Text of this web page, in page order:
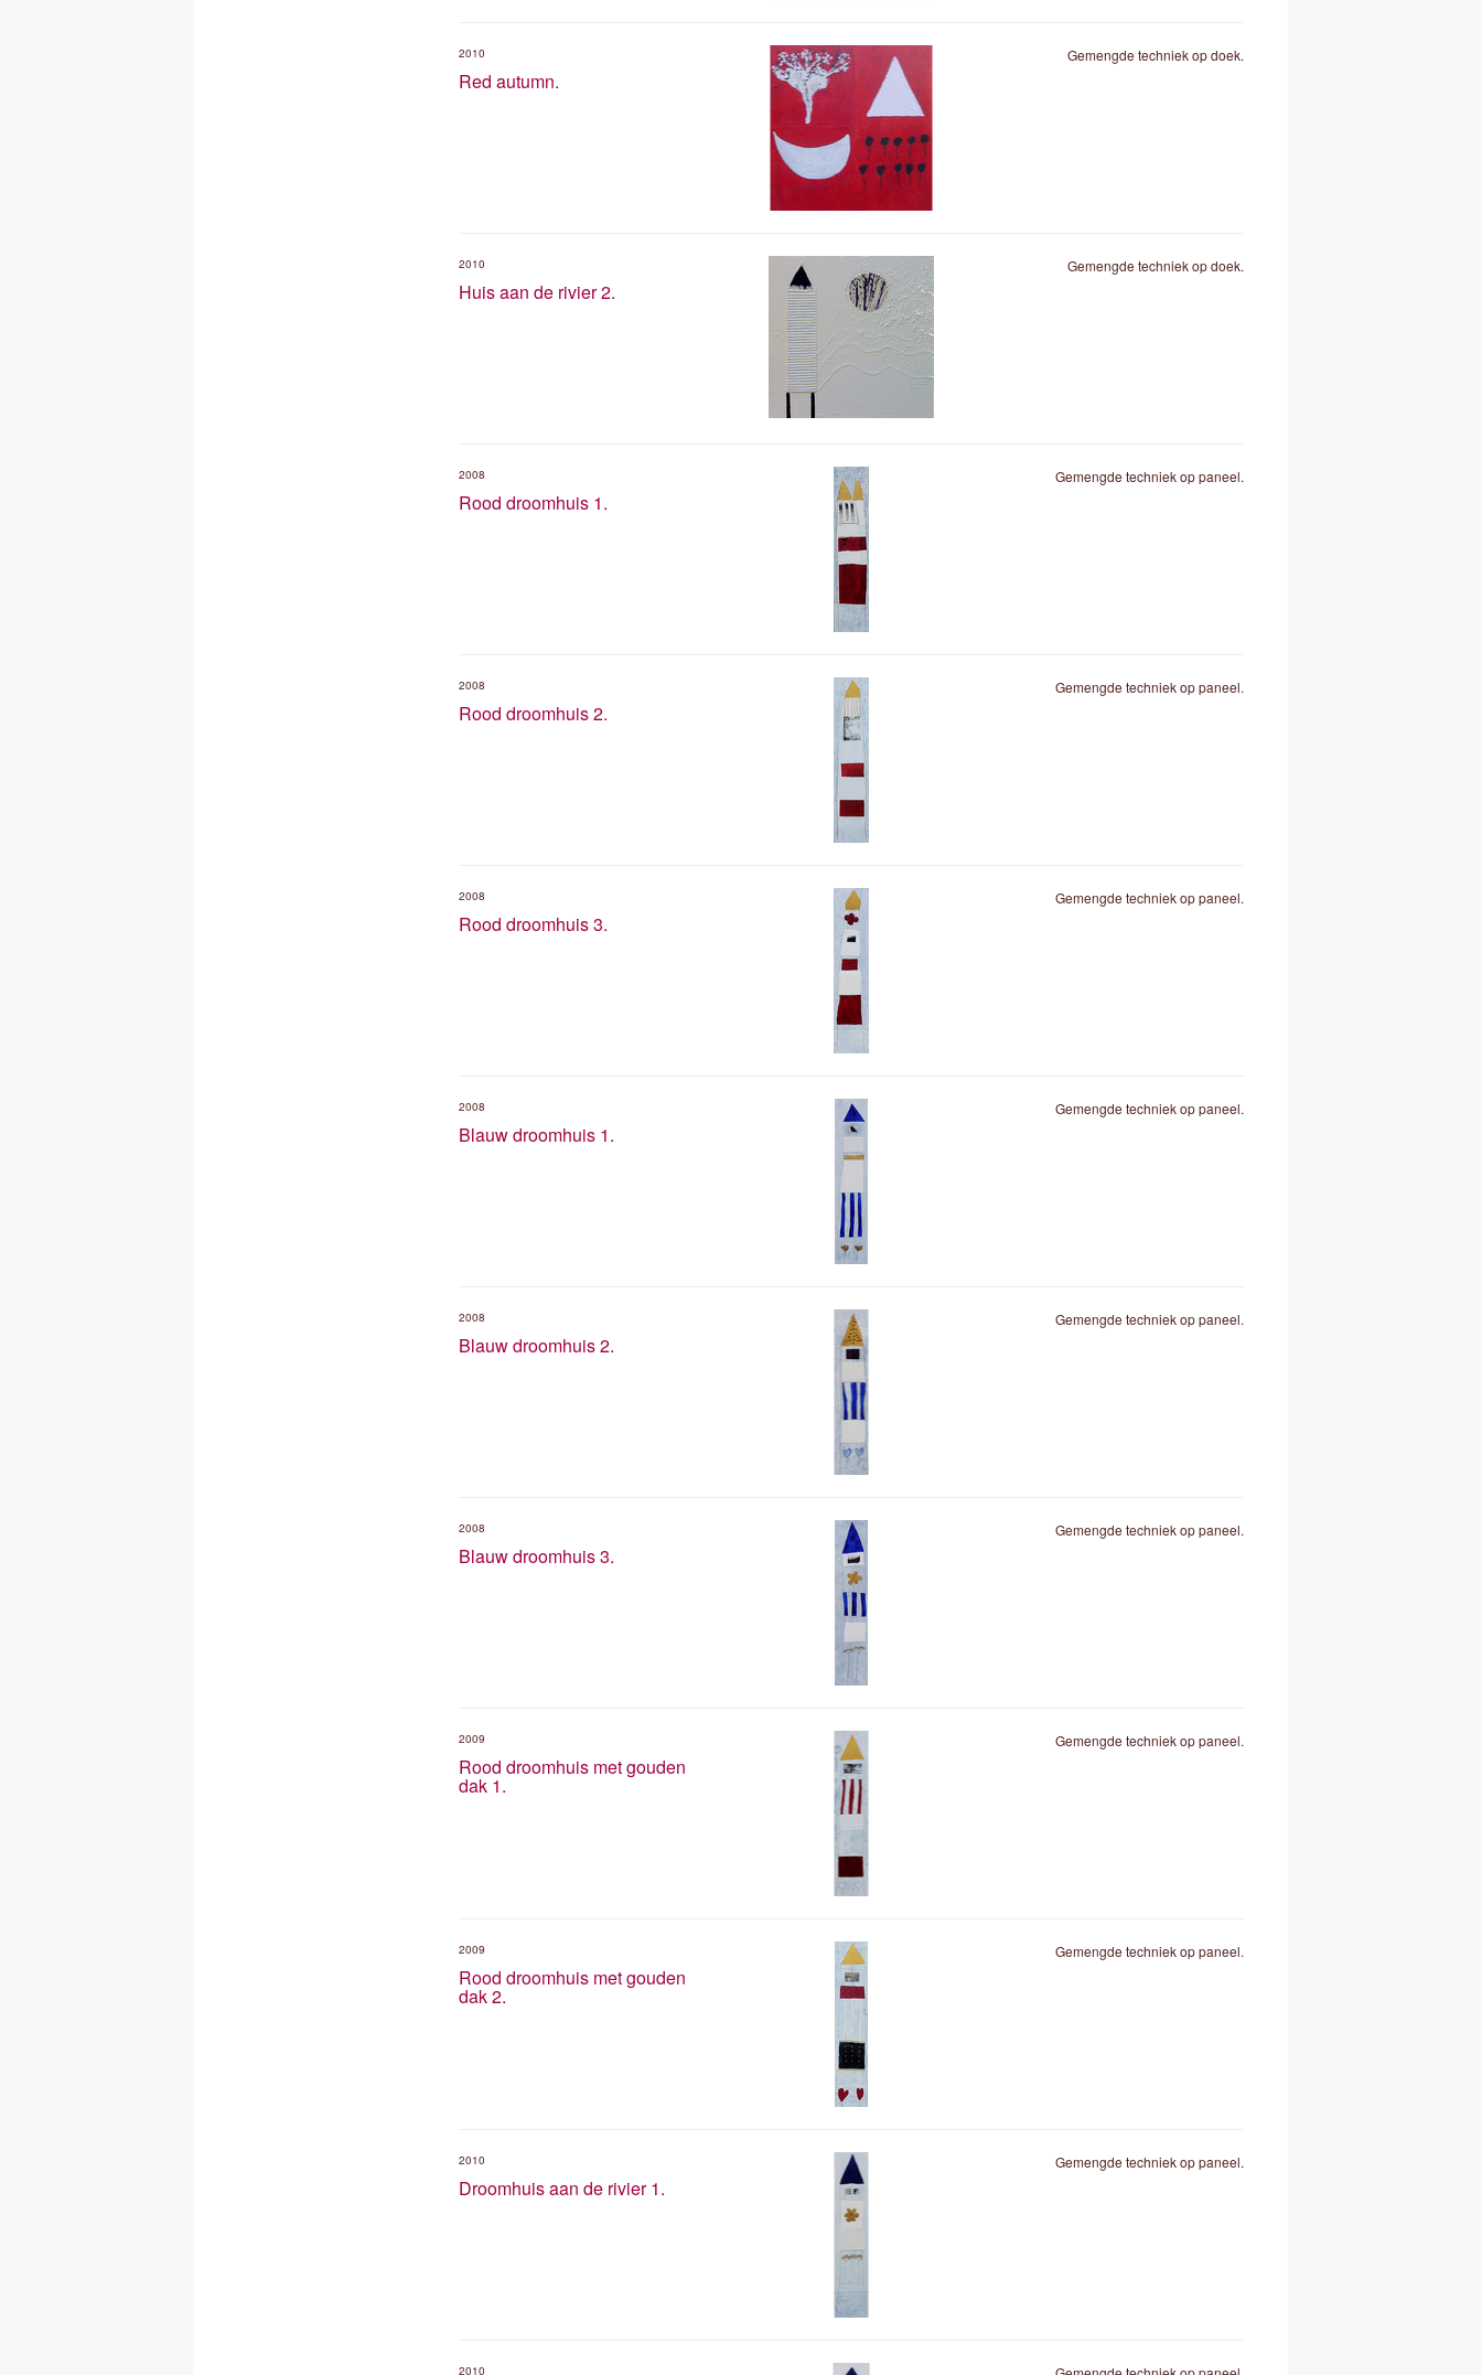
Red autumn.
2010 Gemengde techniek op doek.
Huis aan de rivier 2.
2010 Gemengde techniek op doek.
Rood droomhuis 1.
2008 Gemengde techniek op paneel.
Rood droomhuis 2.
2008 Gemengde techniek op paneel.
Rood droomhuis 3.
2008 Gemengde techniek op paneel.
Blauw droomhuis 1.
2008 Gemengde techniek op paneel.
Blauw droomhuis 2.
2008 Gemengde techniek op paneel.
Blauw droomhuis 3.
2008 Gemengde techniek op paneel.
Rood droomhuis met gouden
dak 1.
2009 Gemengde techniek op paneel.
Rood droomhuis met gouden
dak 2.
2009 Gemengde techniek op paneel.
Droomhuis aan de rivier 1.
2010 Gemengde techniek op paneel.
2010